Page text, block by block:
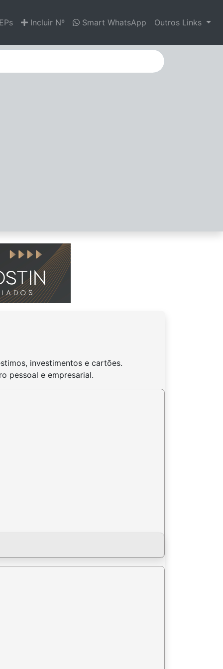
Incluir Nº Smart WhatsApp Outros Links
investimentos e cartões.
pessoal e empresarial.